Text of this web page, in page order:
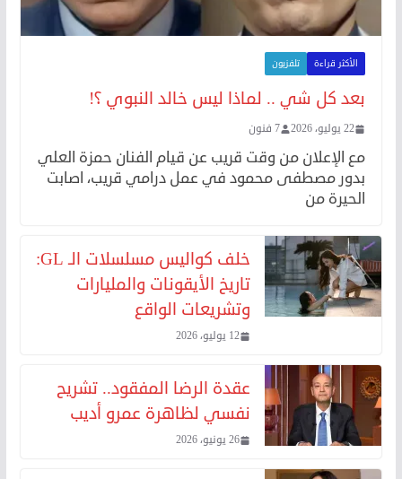
الأكثر قراءة تلفزيون
بعد كل شي .. لماذا ليس خالد النبوي ؟!
22 يوليو، 2026 7 فنون
مع الإعلان من وقت قريب عن قيام الفنان حمزة العلي
بدور مصطفى محمود في عمل درامي قريب، اصابت
الحيرة من
خلف كواليس مسلسلات الـ GL:
تاريخ الأيقونات والمليارات
وتشريعات الواقع
12 يوليو، 2026
عقدة الرضا المفقود.. تشريح
نفسي لظاهرة عمرو أديب
26 يونيو، 2026